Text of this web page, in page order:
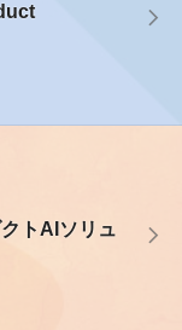
トAIソリュ